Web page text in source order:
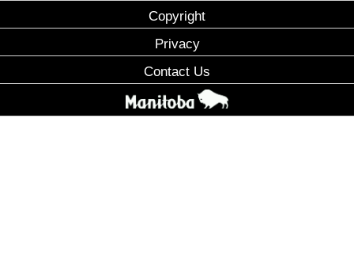
Copyright
Privacy
Contact Us